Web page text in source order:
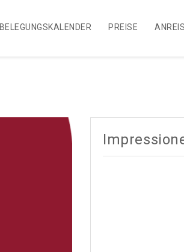
BELEGUNGSKALENDER PREISE